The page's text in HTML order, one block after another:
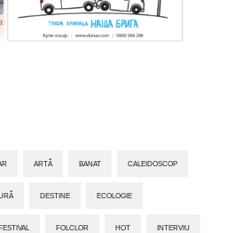
ARTĂ BANAT CALEIDOSCOP
DESTINE ECOLOGIE
FOLCLOR HOT INTERVIU